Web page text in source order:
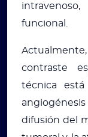
funcional.
contraste
técnica
difusión del